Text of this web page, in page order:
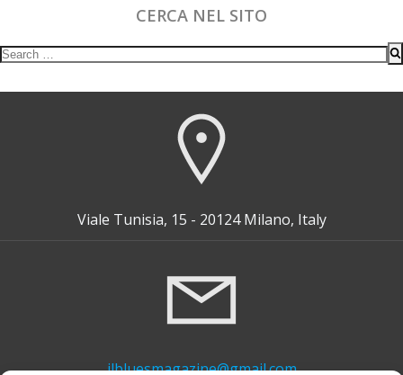
CERCA NEL SITO
Search
Viale Tunisia, 15 - 20124 Milano, Italy
ilbluesmagazine@gmail.com